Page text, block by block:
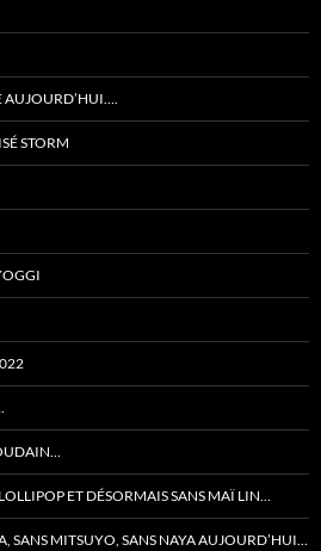
AUJOURD’HUI….
STORM
ET DÉSORMAIS SANS MAÏ LIN…
SANS MITSUYO, SANS NAYA AUJOURD’HUI…